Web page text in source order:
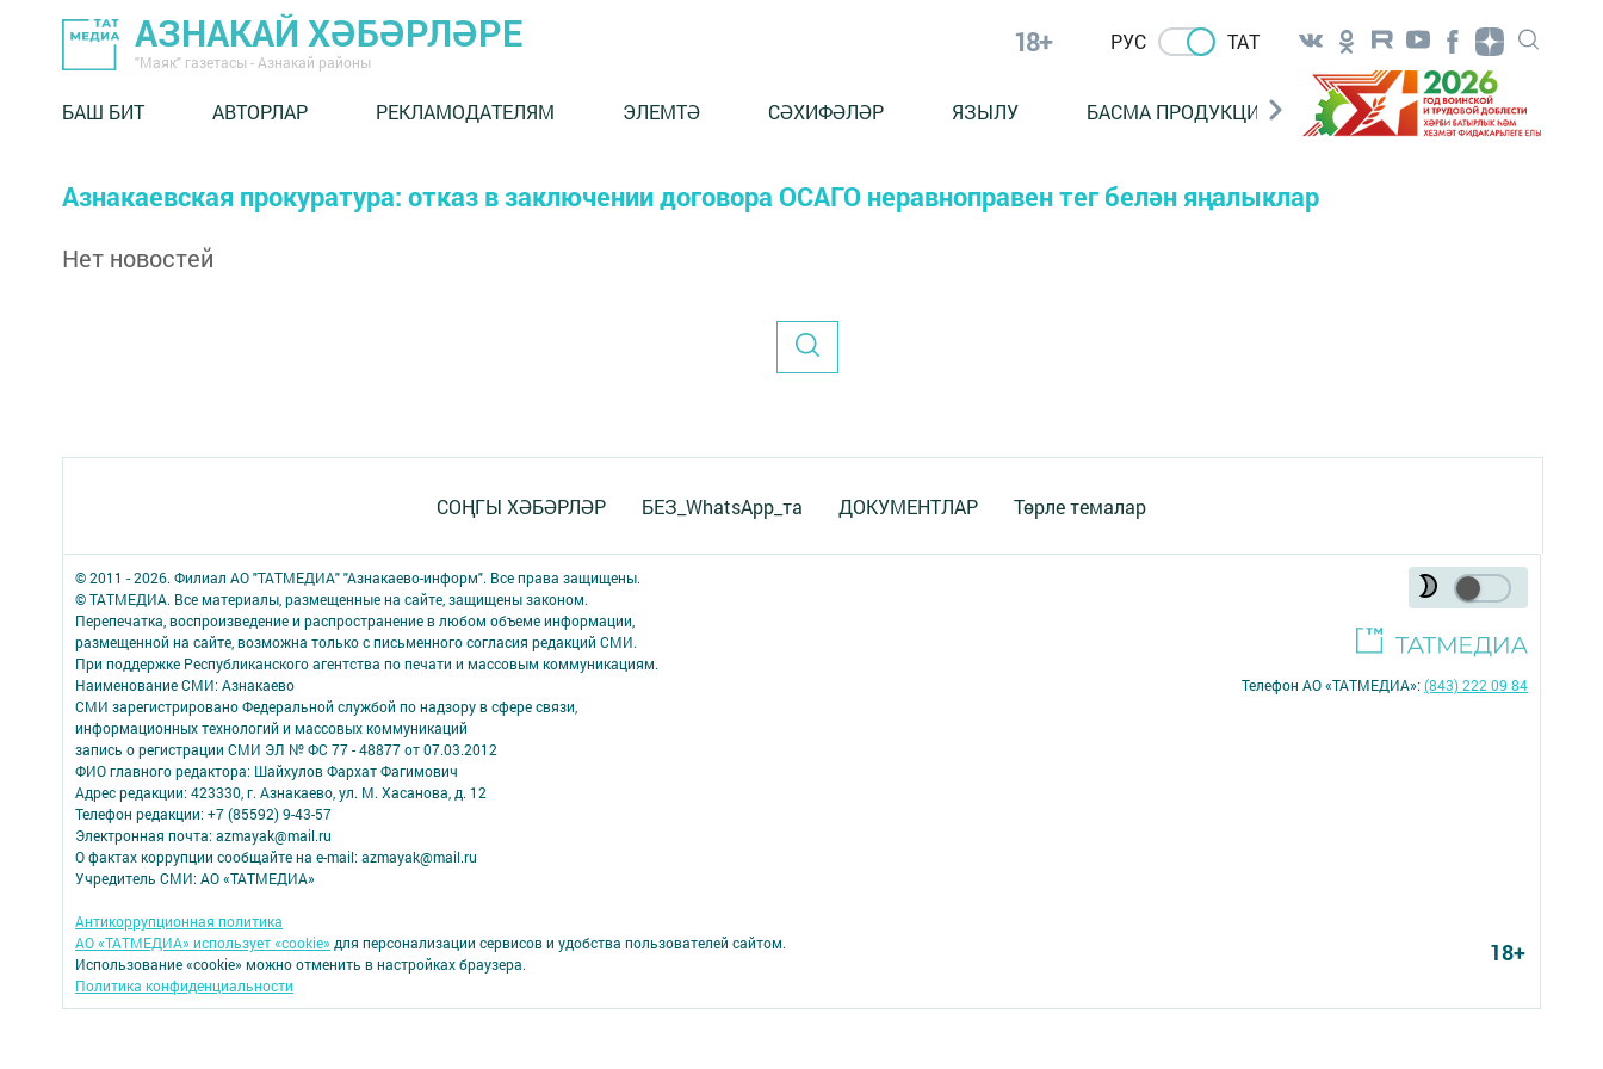
АЗНАКАЙ ХӘБӘРЛӘРЕ
"Маяк" газетасы - Азнакай районы
18+ РУС ТАТ
БАШ БИТ АВТОРЛАР РЕКЛАМОДАТЕЛЯМ ЭЛЕМТӘ СӘХИФӘЛӘР ЯЗЫЛУ БАСМА ПРОДУКЦИЯ САТУ «ГӨЛСТАН»
Азнакаевская прокуратура: отказ в заключении договора ОСАГО неравноправен тег белән яңалыклар
Нет новостей
СОҢГЫ ХӘБӘРЛӘР БЕЗ_WhatsApp_та ДОКУМЕНТЛАР Төрле темалар
© 2011 - 2026. Филиал АО "ТАТМЕДИА" "Азнакаево-информ". Все права защищены.
© ТАТМЕДИА. Все материалы, размещенные на сайте, защищены законом.
Перепечатка, воспроизведение и распространение в любом объеме информации,
размещенной на сайте, возможна только с письменного согласия редакций СМИ.
При поддержке Республиканского агентства по печати и массовым коммуникациям.
Наименование СМИ: Азнакаево
СМИ зарегистрировано Федеральной службой по надзору в сфере связи,
информационных технологий и массовых коммуникаций
запись о регистрации СМИ ЭЛ № ФС 77 - 48877 от 07.03.2012
ФИО главного редактора: Шайхулов Фархат Фагимович
Адрес редакции: 423330, г. Азнакаево, ул. М. Хасанова, д. 12
Телефон редакции: +7 (85592) 9-43-57
Электронная почта: azmayak@mail.ru
О фактах коррупции сообщайте на e-mail: azmayak@mail.ru
Учредитель СМИ: АО «ТАТМЕДИА»
Антикоррупционная политика
АО «ТАТМЕДИА» использует «cookie» для персонализации сервисов и удобства пользователей сайтом.
Использование «cookie» можно отменить в настройках браузера.
Политика конфиденциальности
Телефон АО «ТАТМЕДИА»:(843) 222 09 84
18+